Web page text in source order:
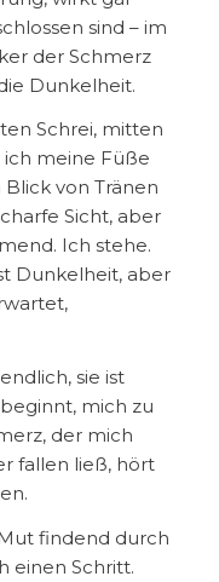
sind – im
der Schmerz
Dunkelheit.
Schrei, mitten
meine Füße
von Tränen
Sicht, aber
Ich stehe.
Dunkelheit, aber
sie ist
mich zu
der mich
fallen ließ, hört
findend durch
einen Schritt.